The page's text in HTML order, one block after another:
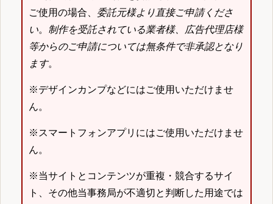
ご使用の場合、 委託元様より直接ご申請くださ
い。 制作を受託されている業者様、広告代理店様
等からのご申請については無条件で非承認となり
ます。
※デザインカンプなどにはご使用いただけませ
ん。
※スマートフォンアプリにはご使用いただけませ
ん。
※当サイトとコンテンツが重複・競合するサイ
ト、その他当事務局が不適切と判断した用途では